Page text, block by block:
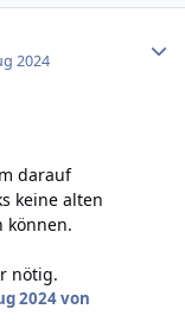
2024
darauf
keine alten
können.
nötig.
2024von